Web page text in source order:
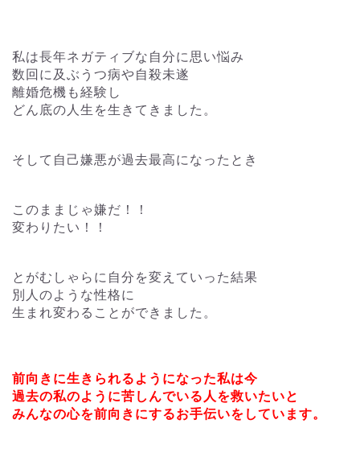
私は長年ネガティブな自分に思い悩み
数回に及ぶうつ病や自殺未遂
離婚危機も経験し
どん底の人生を生きてきました。
そして自己嫌悪が過去最高になったとき
このままじゃ嫌だ！！
変わりたい！！
とがむしゃらに自分を変えていった結果
別人のような性格に
生まれ変わることができました。
前向きに生きられるようになった私は今
過去の私のように苦しんでいる人を救いたいと
みんなの心を前向きにするお手伝いをしています。